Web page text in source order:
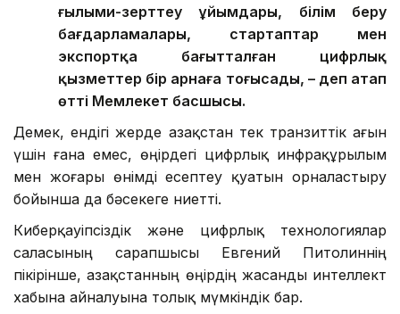
ғылыми-зерттеу ұйымдары, білім беру
бағдарламалары, стартаптар мен
экспортқа бағытталған цифрлық
қызметтер бір арнаға тоғысады, – деп атап
өтті Мемлекет басшысы.
Демек, ендігі жерде Қазақстан тек транзиттік ағын
үшін ғана емес, өңірдегі цифрлық инфрақұрылым
мен жоғары өнімді есептеу қуатын орналастыру
бойынша да бәсекеге ниетті.
Киберқауіпсіздік және цифрлық технологиялар
саласының сарапшысы Евгений Питолиннің
пікірінше, Қазақстанның өңірдің жасанды интеллект
хабына айналуына толық мүмкіндік бар.